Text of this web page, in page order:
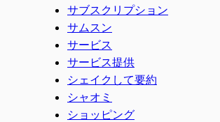
サブスクリプション
サムスン
サービス
サービス提供
シェイクして要約
シャオミ
ショッピング